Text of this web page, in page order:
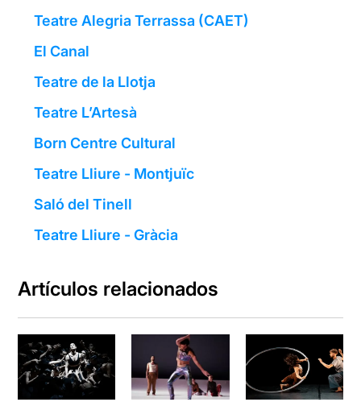
Teatre Alegria Terrassa (CAET)
El Canal
Teatre de la Llotja
Teatre L’Artesà
Born Centre Cultural
Teatre Lliure - Montjuïc
Saló del Tinell
Teatre Lliure - Gràcia
Artículos relacionados